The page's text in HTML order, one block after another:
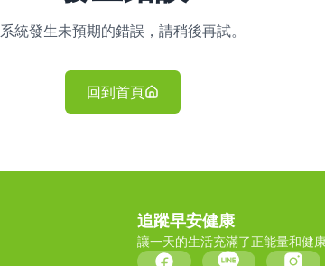
系統發生未預期的錯誤，請稍後再試。
回到首頁
追蹤早安健康
讓一天的生活充滿了正能量和健